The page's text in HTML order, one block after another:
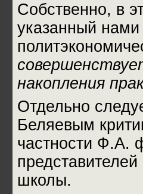
Собственно, в
указанный нами
накопления
Отдельно
Беляевым
частности Ф.А.
школы.